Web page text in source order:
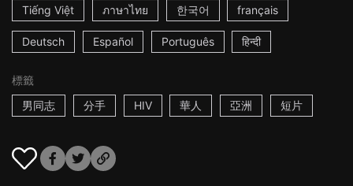
Tiếng Việt ภาษาไทย 한국어 français
Deutsch Español Português हिन्दी
標籤
男同志
分手 HIV 華人 亞洲 短片